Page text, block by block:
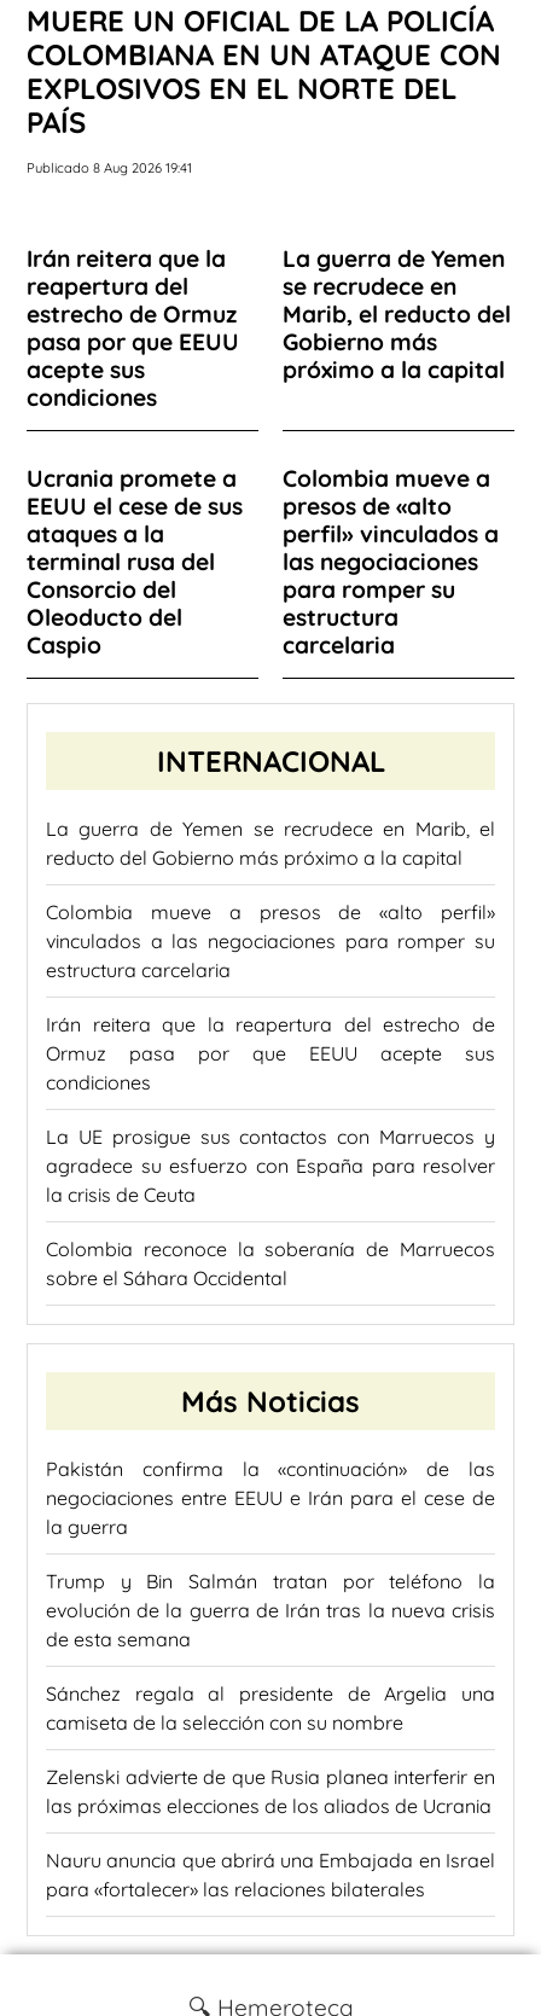
MUERE UN OFICIAL DE LA POLICÍA
COLOMBIANA EN UN ATAQUE CON
EXPLOSIVOS EN EL NORTE DEL
PAÍS
Publicado 8 Aug 2026 19:41
Irán reitera que la
reapertura del
estrecho de Ormuz
pasa por que EEUU
acepte sus
condiciones
La guerra de Yemen
se recrudece en
Marib, el reducto del
Gobierno más
próximo a la capital
Ucrania promete a
EEUU el cese de sus
ataques a la
terminal rusa del
Consorcio del
Oleoducto del
Caspio
Colombia mueve a
presos de «alto
perfil» vinculados a
las negociaciones
para romper su
estructura
carcelaria
INTERNACIONAL
La guerra de Yemen se recrudece en Marib, el
reducto del Gobierno más próximo a la capital
Colombia mueve a presos de «alto perfil»
vinculados a las negociaciones para romper su
estructura carcelaria
Irán reitera que la reapertura del estrecho de
Ormuz pasa por que EEUU acepte sus
condiciones
La UE prosigue sus contactos con Marruecos y
agradece su esfuerzo con España para resolver
la crisis de Ceuta
Colombia reconoce la soberanía de Marruecos
sobre el Sáhara Occidental
Más Noticias
Pakistán confirma la «continuación» de las
negociaciones entre EEUU e Irán para el cese de
la guerra
Trump y Bin Salmán tratan por teléfono la
evolución de la guerra de Irán tras la nueva crisis
de esta semana
Sánchez regala al presidente de Argelia una
camiseta de la selección con su nombre
Zelenski advierte de que Rusia planea interferir en
las próximas elecciones de los aliados de Ucrania
Nauru anuncia que abrirá una Embajada en Israel
para «fortalecer» las relaciones bilaterales
🔍 Hemeroteca